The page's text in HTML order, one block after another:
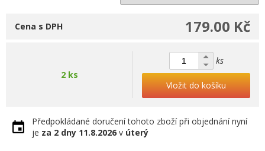
179.00 Kč
Cena s DPH
2 ks
ks
Vložit do košíku
Předpokládané doručení tohoto zboží při objednání nyní
je za 2 dny 11.8.2026 v úterý